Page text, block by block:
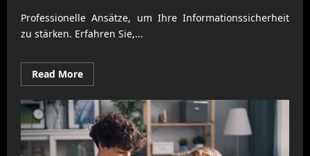
Professionelle Ansätze, um Ihre Informationssicherheit
zu stärken. Erfahren Sie,...
Read MoreRead
more
Informationssicherheit
im
Unternehmen
professionell
stärken